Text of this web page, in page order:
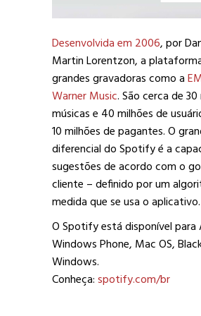
Desenvolvida em 2006, por
Martin Lorentzon, a
grandes gravadoras como a
Warner Music. São cerca de
músicas e 40 milhões de
10 milhões de pagantes. O
diferencial do Spotify é a
sugestões de acordo com o
cliente – definido por um
medida que se usa o aplicativo.
O Spotify está disponível para
Windows Phone, Mac OS,
Windows.
Conheça:spotify.com/br